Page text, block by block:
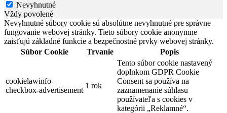
Nevyhnutné
Vždy povolené
Nevyhnutné súbory cookie sú absolútne nevyhnutné pre správne
fungovanie webovej stránky. Tieto súbory cookie anonymne
zaisťujú základné funkcie a bezpečnostné prvky webovej stránky.
Súbor Cookie
Trvanie Popis
cookielawinfo-
checkbox-advertisement
1 rok
Tento súbor cookie nastavený
doplnkom GDPR Cookie
Consent sa používa na
zaznamenanie súhlasu
používateľa s cookies v
kategórii „Reklamné“.